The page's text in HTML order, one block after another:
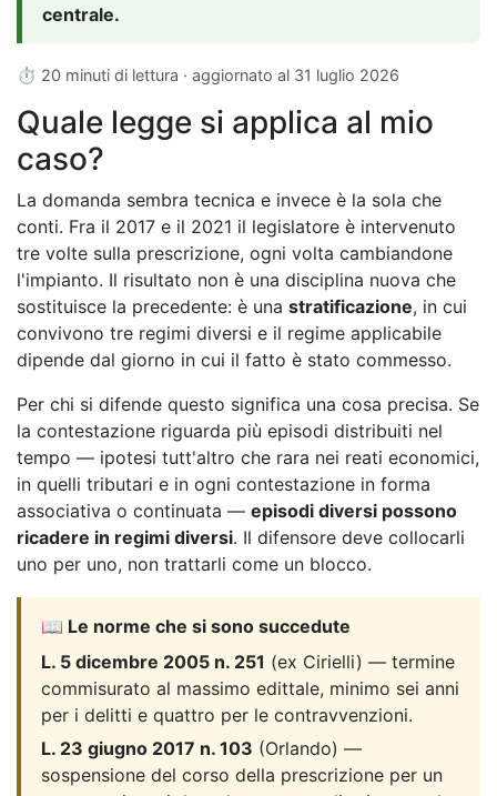
centrale.
⏱ 20 minuti di lettura · aggiornato al 31 luglio 2026
Quale legge si applica al mio
caso?
La domanda sembra tecnica e invece è la sola che
conti. Fra il 2017 e il 2021 il legislatore è intervenuto
tre volte sulla prescrizione, ogni volta cambiandone
l'impianto. Il risultato non è una disciplina nuova che
sostituisce la precedente: è una stratificazione, in cui
convivono tre regimi diversi e il regime applicabile
dipende dal giorno in cui il fatto è stato commesso.
Per chi si difende questo significa una cosa precisa. Se
la contestazione riguarda più episodi distribuiti nel
tempo — ipotesi tutt'altro che rara nei reati economici,
in quelli tributari e in ogni contestazione in forma
associativa o continuata — episodi diversi possono
ricadere in regimi diversi. Il difensore deve collocarli
uno per uno, non trattarli come un blocco.
📖 Le norme che si sono succedute
L. 5 dicembre 2005 n. 251 (ex Cirielli) — termine
commisurato al massimo edittale, minimo sei anni
per i delitti e quattro per le contravvenzioni.
L. 23 giugno 2017 n. 103 (Orlando) —
sospensione del corso della prescrizione per un